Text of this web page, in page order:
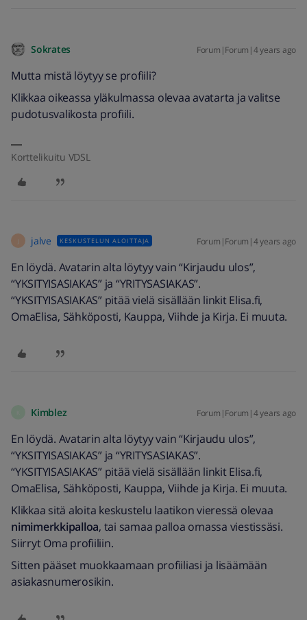
Sokrates Forum|Forum|4 years ago
Mutta mistä löytyy se profiili?
Klikkaa oikeassa yläkulmassa olevaa avatarta ja valitse
pudotusvalikosta profiili.
Korttelikuitu VDSL
jalve KESKUSTELUN ALOITTAJA Forum|Forum|4 years ago
En löydä. Avatarin alta löytyy vain “Kirjaudu ulos”,
“YKSITYISASIAKAS” ja “YRITYSASIAKAS”.
“YKSITYISASIAKAS” pitää vielä sisällään linkit Elisa.fi,
OmaElisa, Sähköposti, Kauppa, Viihde ja Kirja. Ei muuta.
Kimblez Forum|Forum|4 years ago
En löydä. Avatarin alta löytyy vain “Kirjaudu ulos”,
“YKSITYISASIAKAS” ja “YRITYSASIAKAS”.
“YKSITYISASIAKAS” pitää vielä sisällään linkit Elisa.fi,
OmaElisa, Sähköposti, Kauppa, Viihde ja Kirja. Ei muuta.
Klikkaa sitä aloita keskustelu laatikon vieressä olevaa
nimimerkkipalloa, tai samaa palloa omassa viestissäsi.
Siirryt Oma profiiliin.
Sitten pääset muokkaamaan profiiliasi ja lisäämään
asiakasnumerosikin.